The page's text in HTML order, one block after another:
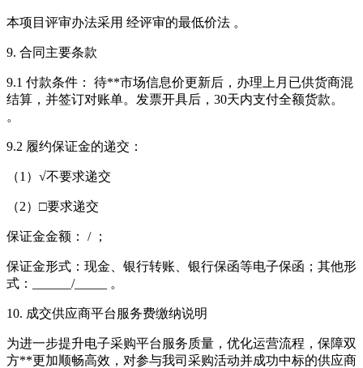
本项目评审办法采用 经评审的最低价法 。
9. 合同主要条款
9.1 付款条件： 待**市场信息价更新后，办理上月已供货商混
结算，并签订对账单。发票开具后，30天内支付全额货款。
。
9.2 履约保证金的递交：
（1）√不要求递交
（2）□要求递交
保证金金额： / ；
保证金形式：现金、银行转账、银行保函等电子保函；其他形
式：______/_____ 。
10. 成交供应商平台服务费缴纳说明
为进一步提升电子采购平台服务质量，优化运营流程，保障双
方**更加顺畅高效，对参与我司采购活动并成功中标的供应商